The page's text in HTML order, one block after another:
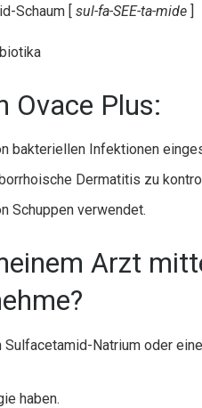
Schaum [ sul-fa-SEE-ta-mide ]
Ovace Plus:
bakteriellen Infektionen
Dermatitis zu
Schuppen verwendet.
Arzt
Sulfacetamid-Natrium oder
haben.